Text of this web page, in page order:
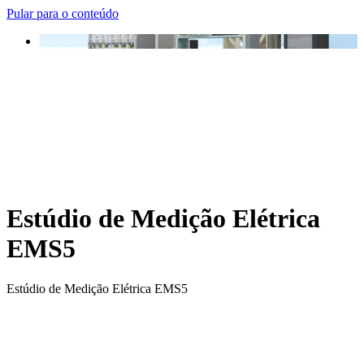
Pular para o conteúdo
Estúdio de Medição Elétrica
EMS5
Estúdio de Medição Elétrica EMS5